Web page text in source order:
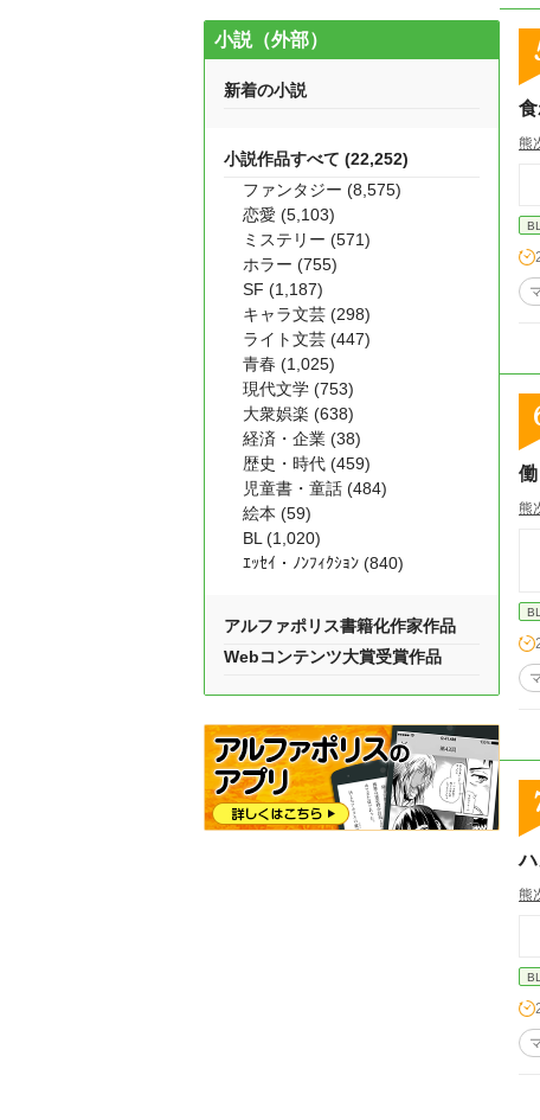
熊
BL
熊
BL
熊
BL
小説（外部）
新着の小説
小説作品すべて (22,252)
ファンタジー (8,575)
恋愛 (5,103)
ミステリー (571)
ホラー (755)
SF (1,187)
キャラ文芸 (298)
ライト文芸 (447)
青春 (1,025)
現代文学 (753)
大衆娯楽 (638)
経済・企業 (38)
歴史・時代 (459)
児童書・童話 (484)
絵本 (59)
BL (1,020)
ｴｯｾｲ・ﾉﾝﾌｨｸｼｮﾝ (840)
アルファポリス書籍化作家作品
Webコンテンツ大賞受賞作品